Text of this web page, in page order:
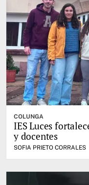
COLUNGA
IES Luces
y docentes
SOFIA PRIETO CORRALES